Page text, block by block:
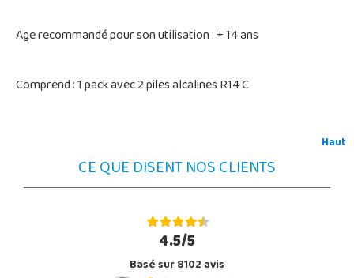
Age recommandé pour son utilisation : + 14 ans
Comprend : 1 pack avec 2 piles alcalines R14 C
Haut
CE QUE DISENT NOS CLIENTS
4.5/5
Basé sur 8102 avis